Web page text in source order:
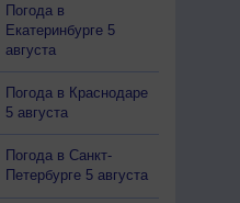
Погода в
Екатеринбурге 5
августа
Погода в Краснодаре
5 августа
Погода в Санкт-
Петербурге 5 августа